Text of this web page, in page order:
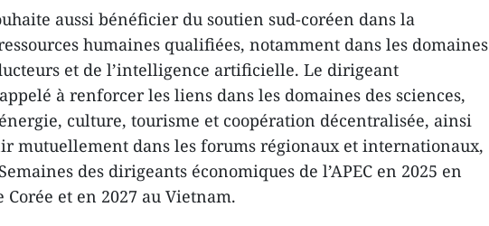
aussi bénéficier du soutien sud-coréen dans la
humaines qualifiées, notamment dans les domaines
et de l’intelligence artificielle. Le dirigeant
à renforcer les liens dans les domaines des sciences,
culture, tourisme et coopération décentralisée, ainsi
mutuellement dans les forums régionaux et internationaux,
des dirigeants économiques de l’APEC en 2025 en
Corée et en 2027 au Vietnam.